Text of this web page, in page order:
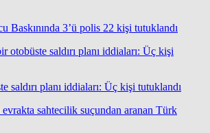
Baskınında 3’ü polis 22 kişi tutuklandı
saldırı planı iddiaları: Üç kişi tutuklandı